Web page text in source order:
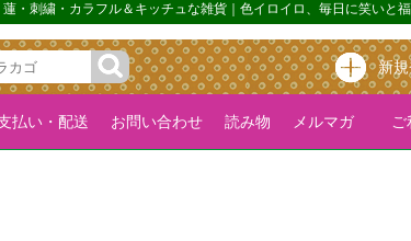
・刺繍・カラフル＆キッチュな雑貨｜色イロイロ、毎日に笑いと
新
払い・配送 お問い合わせ 読み物 メルマガ ご